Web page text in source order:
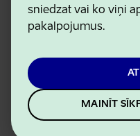
sniedzat vai ko viņi
pakalpojumus.
MAINĪT